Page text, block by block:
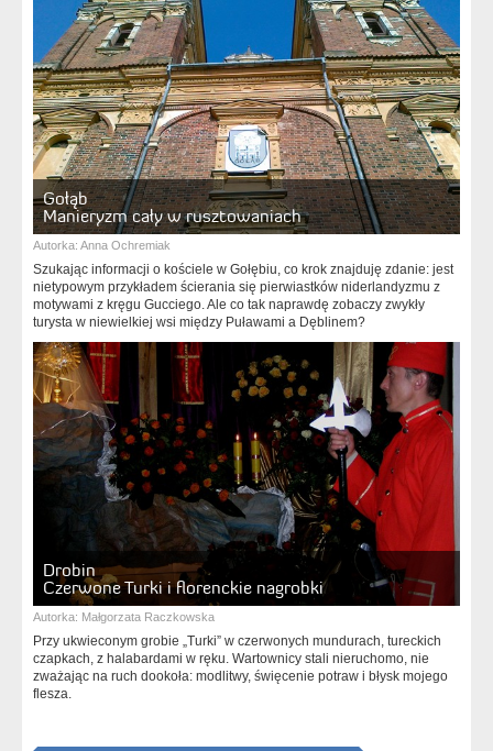
Gołąb
Manieryzm cały w rusztowaniach
Autorka: Anna Ochremiak
Szukając informacji o kościele w Gołębiu, co krok znajduję zdanie: jest
nietypowym przykładem ścierania się pierwiastków niderlandyzmu z
motywami z kręgu Gucciego. Ale co tak naprawdę zobaczy zwykły
turysta w niewielkiej wsi między Puławami a Dęblinem?
Drobin
Czerwone Turki i florenckie nagrobki
Autorka: Małgorzata Raczkowska
Przy ukwieconym grobie „Turki” w czerwonych mundurach, tureckich
czapkach, z halabardami w ręku. Wartownicy stali nieruchomo, nie
zważając na ruch dookoła: modlitwy, święcenie potraw i błysk mojego
flesza.